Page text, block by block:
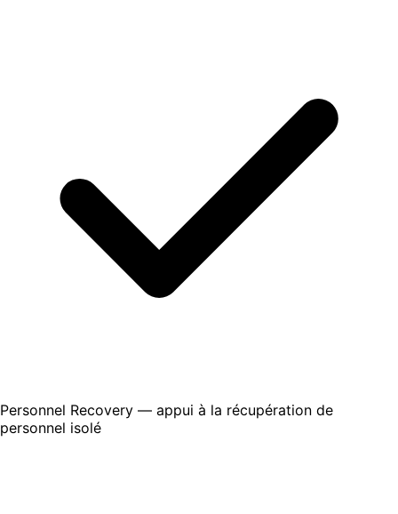
Personnel Recovery — appui à la récupération de
personnel isolé